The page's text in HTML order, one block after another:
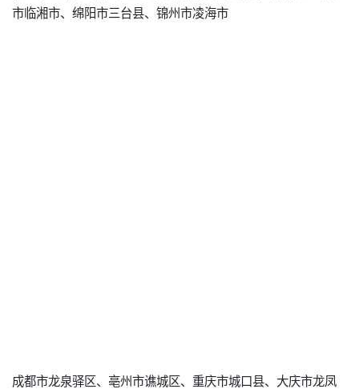
市临湘市、绵阳市三台县、锦州市凌海市
成都市龙泉驿区、亳州市谯城区、重庆市城口县、大庆市龙凤